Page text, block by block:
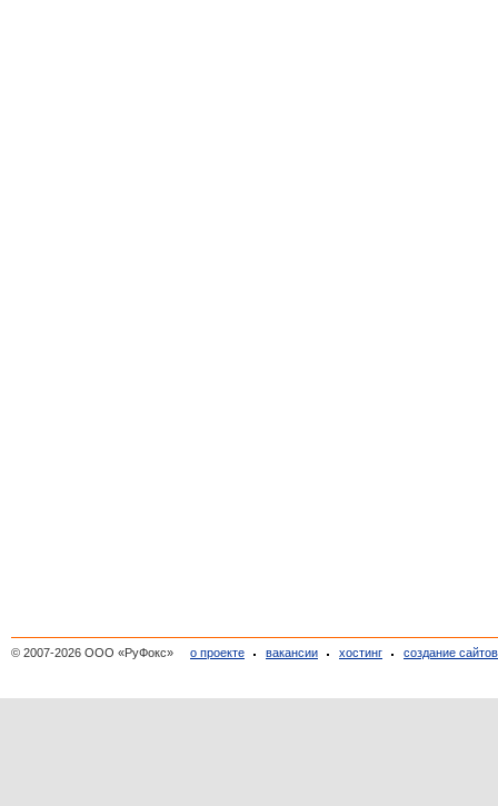
© 2007-2026 ООО «РуФокс» о проекте вакансии хостинг создание сайтов